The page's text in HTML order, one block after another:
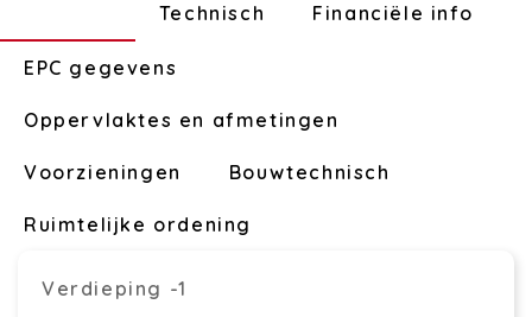
Technisch Financiële info
EPC gegevens
Oppervlaktes en afmetingen
Voorzieningen Bouwtechnisch
Ruimtelijke ordening
Verdieping -1